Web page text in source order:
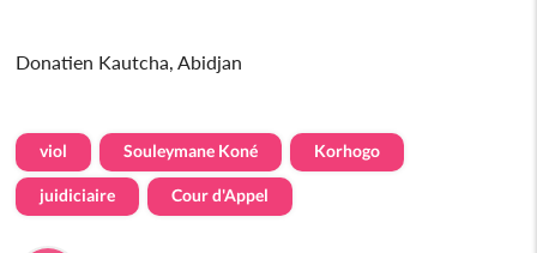
Donatien Kautcha, Abidjan
viol Souleymane Koné Korhogo
juidiciaire Cour d'Appel